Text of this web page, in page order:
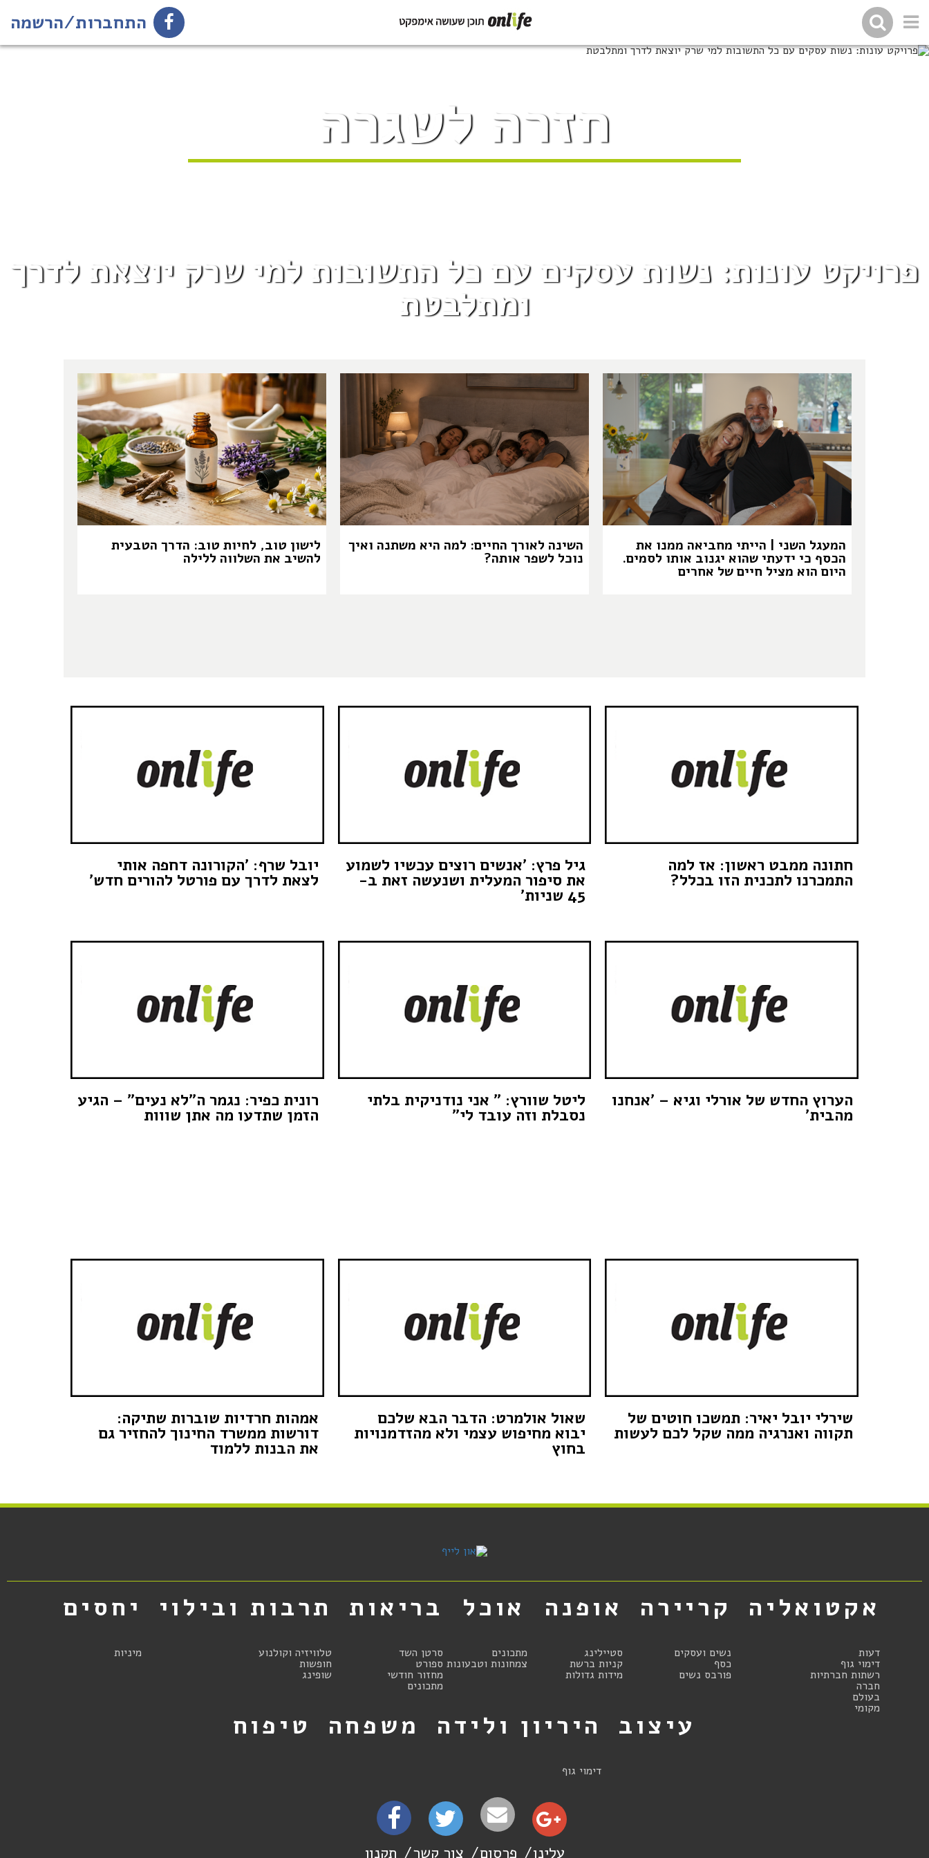
התחברות/הרשמה
חזרה לשגרה
פרויקט עונות: נשות עסקים עם כל התשובות למי שרק יוצאת לדרך
ומתלבטת
המעגל השני | הייתי מחביאה ממנו את
הכסף כי ידעתי שהוא יגנוב אותו לסמים.
היום הוא מציל חיים של אחרים
השינה לאורך החיים: למה היא משתנה ואיך
נוכל לשפר אותה?
לישון טוב, לחיות טוב: הדרך הטבעית
להשיב את השלווה ללילה
חתונה ממבט ראשון: אז למה
התמכרנו לתכנית הזו בכלל?
גיל פרץ: 'אנשים רוצים עכשיו לשמוע
את סיפור המעלית ושנעשה זאת ב-
45 שניות'
יובל שרף: 'הקורונה דחפה אותי
לצאת לדרך עם פורטל להורים חדש'
הערוץ החדש של אורלי וגיא – 'אנחנו
מהבית'
ליטל שוורץ: " אני נודניקית בלתי
נסבלת וזה עובד לי"
רונית כפיר: נגמר ה"לא נעים" – הגיע
הזמן שתדעו מה אתן שווות
שירלי יובל יאיר: תמשכו חוטים של
תקווה ואנרגיה ממה שקל לכם לעשות
שאול אולמרט: הדבר הבא שלכם
יבוא מחיפוש עצמי ולא מהזדמנויות
בחוץ
אמהות חרדיות שוברות שתיקה:
דורשות ממשרד החינוך להחזיר גם
את הבנות ללמוד
אקטואליה
דעות
דימוי גוף
רשתות חברתיות
חברה
בעולם
מקומי
קריירה
נשים ועסקים
כסף
פורבס נשים
אופנה
סטיילינג
קניות ברשת
מידות גדולות
אוכל
מתכונים
צמחונות וטבעונות
בריאות
סרטן השד
ספורט
מחזור חודשי
מתכונים
תרבות ובילוי
טלוויזיה וקולנוע
חופשות
שופינג
יחסים
מיניות
עיצוב היריון ולידה
דימוי גוף
משפחה טיפוח
עלינו פרסום צור קשר תקנון